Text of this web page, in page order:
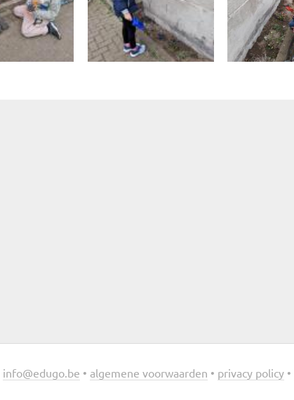
info@edugo.be • algemene voorwaarden • privacy policy•